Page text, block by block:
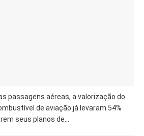
passagens aéreas, a valorização do
de aviação já levaram 54%
seus planos de...